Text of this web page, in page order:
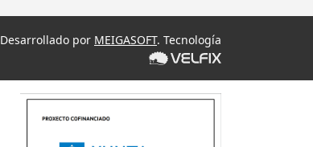
Desarrollado por MEIGASOFT. Tecnología